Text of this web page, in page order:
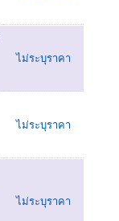
ไม่ระบุราคา
ไม่ระบุราคา
ไม่ระบุราคา